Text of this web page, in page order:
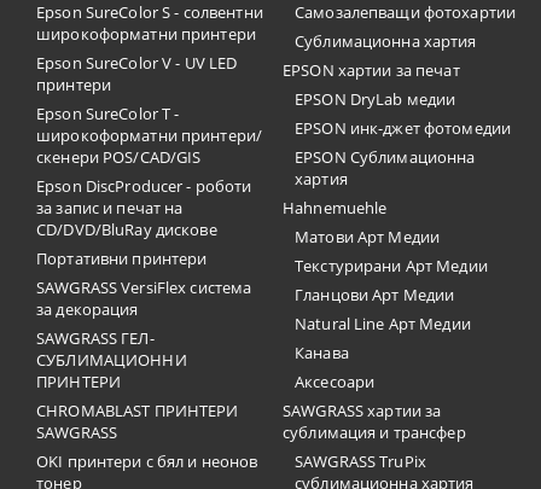
Epson SureColor S - солвентни
широкоформатни принтери
Epson SureColor V - UV LED
принтери
Epson SureColor T -
широкоформатни принтери/
скенери POS/CAD/GIS
Epson DiscProducer - роботи
за запис и печат на
CD/DVD/BluRay дискове
Портативни принтери
SAWGRASS VersiFlex система
за декорация
SAWGRASS ГЕЛ-
СУБЛИМАЦИОННИ
ПРИНТЕРИ
CHROMABLAST ПРИНТЕРИ
SAWGRASS
OKI принтери с бял и неонов
тонер
Самозалепващи фотохартии
Сублимационна хартия
EPSON хартии за печат
EPSON DryLab медии
EPSON инк-джет фотомедии
EPSON Сублимационна
хартия
Hahnemuehle
Матови Арт Медии
Текстурирани Арт Медии
Гланцови Арт Медии
Natural Line Арт Медии
Канава
Аксесоари
SAWGRASS хартии за
сублимация и трансфер
SAWGRASS TruPix
сублимационна хартия